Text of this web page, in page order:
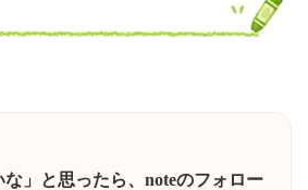
」と思ったら、noteのフォロー